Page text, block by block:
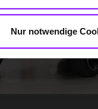
Nur notwendige